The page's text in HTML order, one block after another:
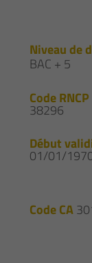
Niveau de
BAC + 5
Code RNCP
38296
Début
01/01/
Code CA